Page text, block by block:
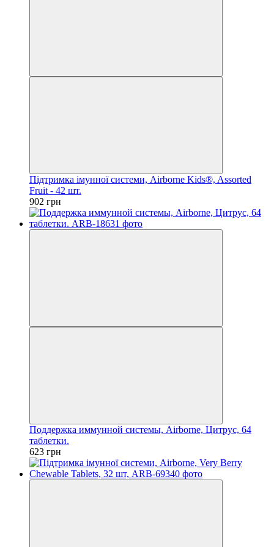
Підтримка імунної системи, Airborne Kids®, Assorted
Fruit - 42 шт.
902 грн
Поддержка иммунной системы, Airborne, Цитрус, 64
таблетки.
623 грн